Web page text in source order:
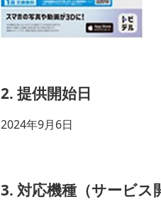
2. 提供開始日
2024年9月6日
3. 対応機種（サービス